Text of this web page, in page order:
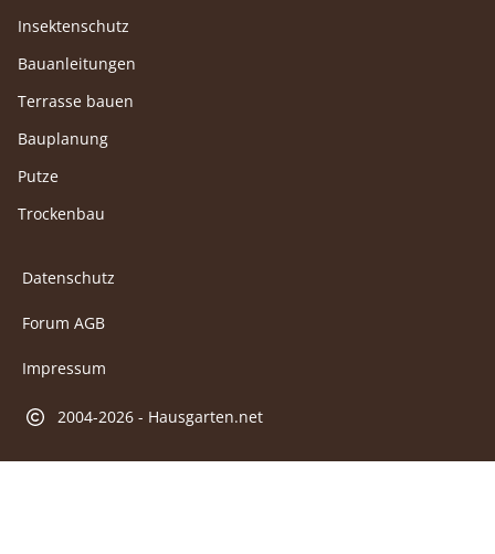
Insektenschutz
Bauanleitungen
Terrasse bauen
Bauplanung
Putze
Trockenbau
Datenschutz
Forum AGB
Impressum
2004-2026 - Hausgarten.net